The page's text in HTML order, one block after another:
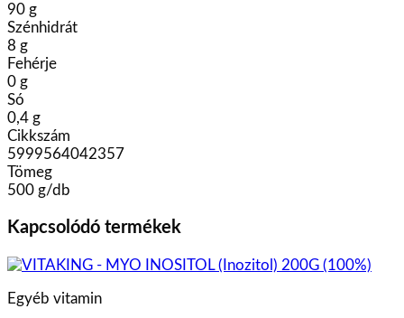
90 g
Szénhidrát
8 g
Fehérje
0 g
Só
0,4 g
Cikkszám
5999564042357
Tömeg
500 g/db
Kapcsolódó termékek
Egyéb vitamin